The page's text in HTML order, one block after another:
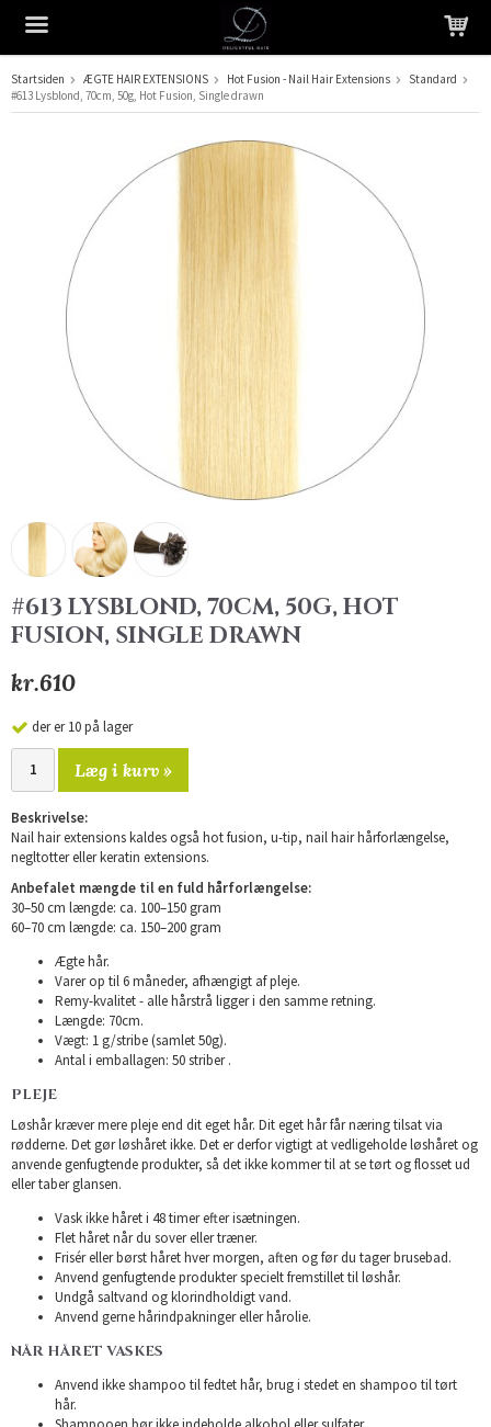
Produktet er blevet tilføjet til din indkøbskurv
Startsiden ÆGTE HAIR EXTENSIONS Hot Fusion - Nail Hair Extensions
Standard
#613 Lysblond, 70cm, 50g, Hot Fusion, Single drawn
#613 LYSBLOND, 70CM, 50G, HOT
FUSION, SINGLE DRAWN
kr.610
der er 10 på lager
Læg i kurv »
Beskrivelse:
Nail hair extensions kaldes også hot fusion, u-tip, nail hair hårforlængelse,
negltotter eller keratin extensions.
Anbefalet mængde til en fuld hårforlængelse:
30–50 cm længde: ca. 100–150 gram
60–70 cm længde: ca. 150–200 gram
Ægte hår.
Varer op til 6 måneder, afhængigt af pleje.
Remy-kvalitet - alle hårstrå ligger i den samme retning.
Længde: 70cm.
Vægt: 1 g/stribe (samlet 50g).
Antal i emballagen: 50 striber .
PLEJE
Løshår kræver mere pleje end dit eget hår. Dit eget hår får næring tilsat via
rødderne. Det gør løshåret ikke. Det er derfor vigtigt at vedligeholde løshåret og
anvende genfugtende produkter, så det ikke kommer til at se tørt og flosset ud
eller taber glansen.
Vask ikke håret i 48 timer efter isætningen.
Flet håret når du sover eller træner.
Frisér eller børst håret hver morgen, aften og før du tager brusebad.
Anvend genfugtende produkter specielt fremstillet til løshår.
Undgå saltvand og klorindholdigt vand.
Anvend gerne hårindpakninger eller hårolie.
NÅR HÅRET VASKES
Anvend ikke shampoo til fedtet hår, brug i stedet en shampoo til tørt
hår.